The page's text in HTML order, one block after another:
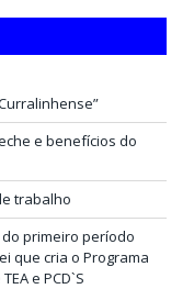
e benefícios do
trabalho
primeiro período
que cria o Programa
e PCD`S